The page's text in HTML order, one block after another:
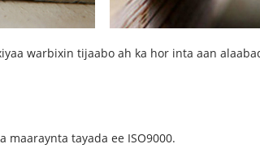
warbixin tijaabo ah ka hor inta aan
maaraynta tayada ee ISO9000.